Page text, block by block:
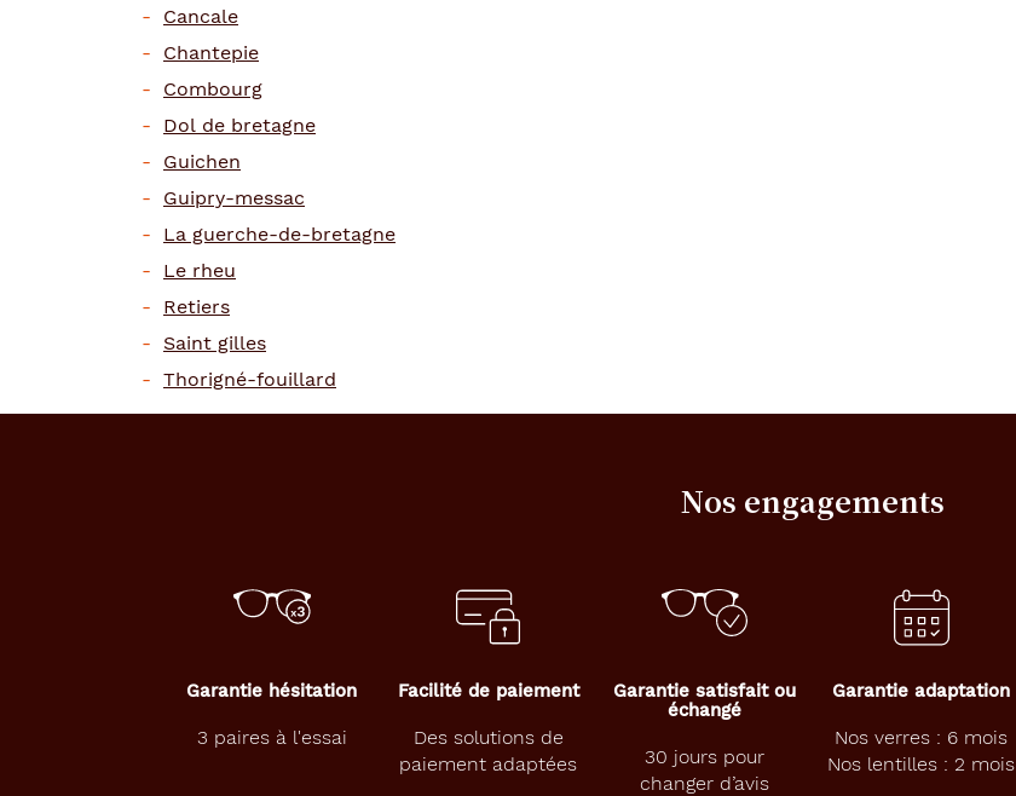
Cancale
Chantepie
Combourg
Dol de bretagne
Guichen
Guipry-messac
La guerche-de-bretagne
Le rheu
Retiers
Saint gilles
Thorigné-fouillard
Nos engagements
Garantie hésitation
3 paires à l'essai
Facilité de paiement
Des solutions de
paiement adaptées
Garantie satisfait ou
échangé
30 jours pour
changer d’avis
Garantie adaptation
Nos verres : 6 mois
Nos lentilles : 2 mois